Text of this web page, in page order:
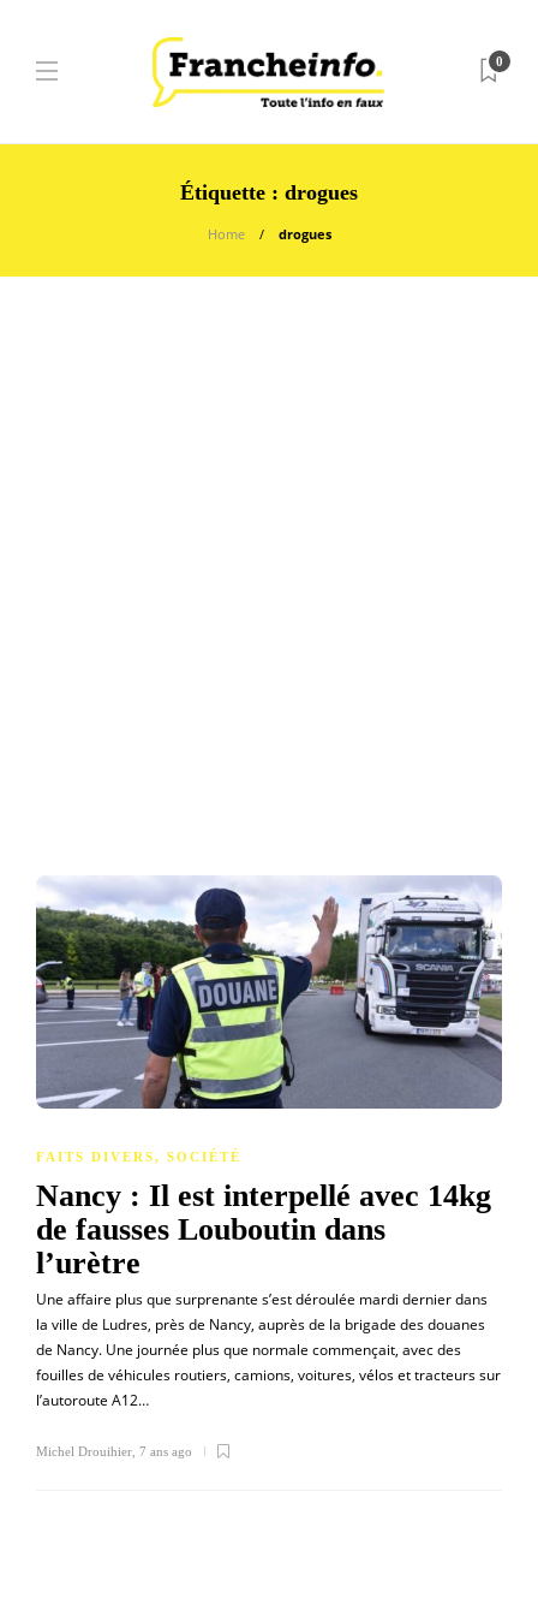
0
Étiquette : drogues
Home drogues
FAITS DIVERS, SOCIÉTÉ
Nancy : Il est interpellé avec 14kg
de fausses Louboutin dans
l’urètre
Une affaire plus que surprenante s’est déroulée mardi dernier dans
la ville de Ludres, près de Nancy, auprès de la brigade des douanes
de Nancy. Une journée plus que normale commençait, avec des
fouilles de véhicules routiers, camions, voitures, vélos et tracteurs sur
l’autoroute A12…
Michel Drouihier 7 ans ago